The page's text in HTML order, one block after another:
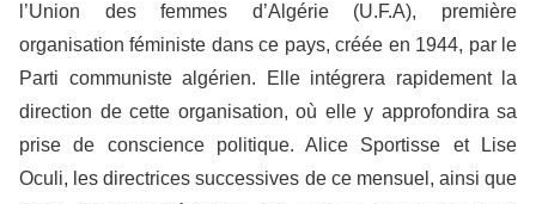
l’Union des femmes d’Algérie (U.F.A), première
organisation féministe dans ce pays, créée en 1944, par le
Parti communiste algérien. Elle intégrera rapidement la
direction de cette organisation, où elle y approfondira sa
prise de conscience politique. Alice Sportisse et Lise
Oculi, les directrices successives de ce mensuel, ainsi que